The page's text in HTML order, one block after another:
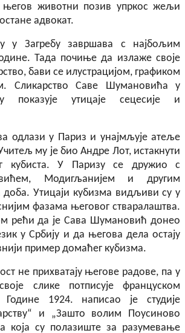
његов животни позив упркос жељи
адвокат.
у Загребу завршава с најбољим
Тада почиње да излаже своје
бави се илустрацијом, графиком
Сликарство Саве Шумановића у
показује утицаје сецесије и
одлази у Париз и унајмљује атеље
му је био Андре Лот, истакнути
кубиста. У Паризу се дружио с
Модигљанијем и другим
доба. Утицаји кубизма видљиви су у
фазама његовог стваралаштва.
рећи да је Сава Шумановић донео
у Србију и да његова дела остају
пример домаћег кубизма.
не прихватају његове радове, па у
слике потписује француском
Године 1924. написао је студије
и „Зашто волим Поусиново
која су полазиште за разумевање